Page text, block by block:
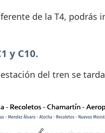
de la T4, podrás
y C10.
del tren se